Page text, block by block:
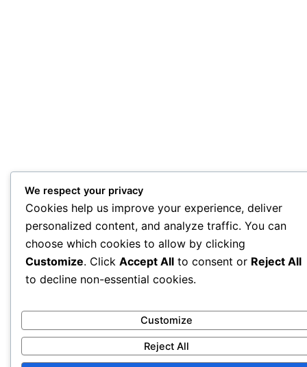
We respect your privacy
Cookies help us improve your experience, deliver
personalized content, and analyze traffic. You can
choose which cookies to allow by clicking
Customize. Click Accept All to consent or Reject All
to decline non-essential cookies.
Customize
Reject All